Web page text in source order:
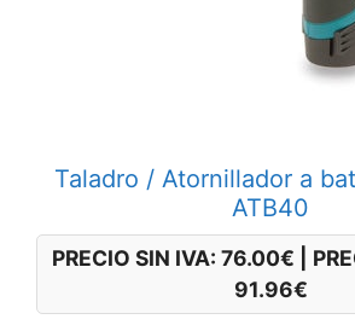
Taladro / Atornillador a
ATB40
PRECIO SIN IVA: 76.00€
91.96€